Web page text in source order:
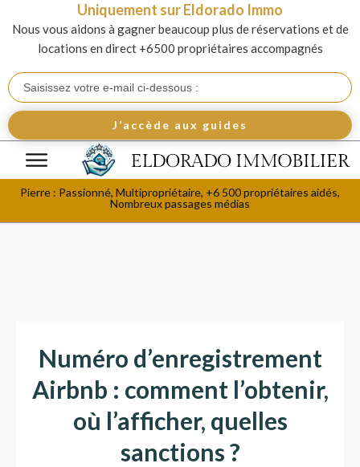
Uniquement sur Eldorado Immo
Nous vous aidons à gagner beaucoup plus de réservations et de
locations en direct +6500 propriétaires accompagnés
J’accède aux guides
Pierre : Passionné, Multipropriétaire, +6 500 propriétaires aidés,
Nombreux passages médias
Numéro d’enregistrement
Airbnb : comment l’obtenir,
où l’afficher, quelles
sanctions ?